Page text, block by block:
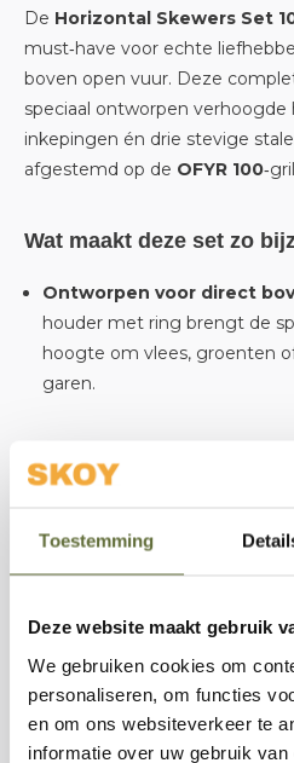
Toestemming
Deze website maakt gebruik
We gebruiken cookies om
personaliseren, om functies
en om ons websiteverkeer te
informatie over uw gebruik
De Horizontal Skewers Set
must‑have voor echte
boven open vuur. Deze
speciaal ontworpen
inkepingen én drie stevige
afgestemd op de OFYR 100
Wat maakt deze set zo
Ontworpen voor direct
houder met ring brengt de
hoogte om vlees, groenten
garen.
hierdoor kun je ze
Robuuste kwaliteit:
Of je nu een BBQ‑liefhebber
buitenkookervaring naar een
set biedt gemak, veelzijdigheid